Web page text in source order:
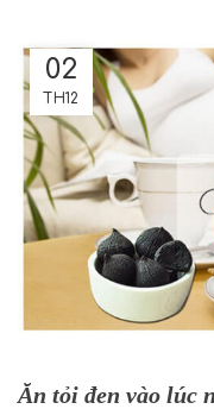
02
TH12
Ăn tỏi đen vào lúc